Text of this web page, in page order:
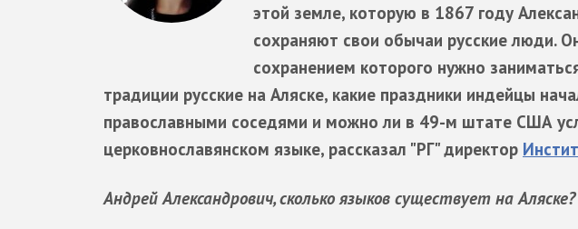
этой земле, которую в 1867 году
сохраняют свои обычаи русские люди.
сохранением которого нужно
традиции русские на Аляске, какие праздники индейцы
православными соседями и можно ли в 49-м штате США
церковнославянском языке, рассказал "РГ" директор
Андрей Александрович, сколько языков существует на Аляске?